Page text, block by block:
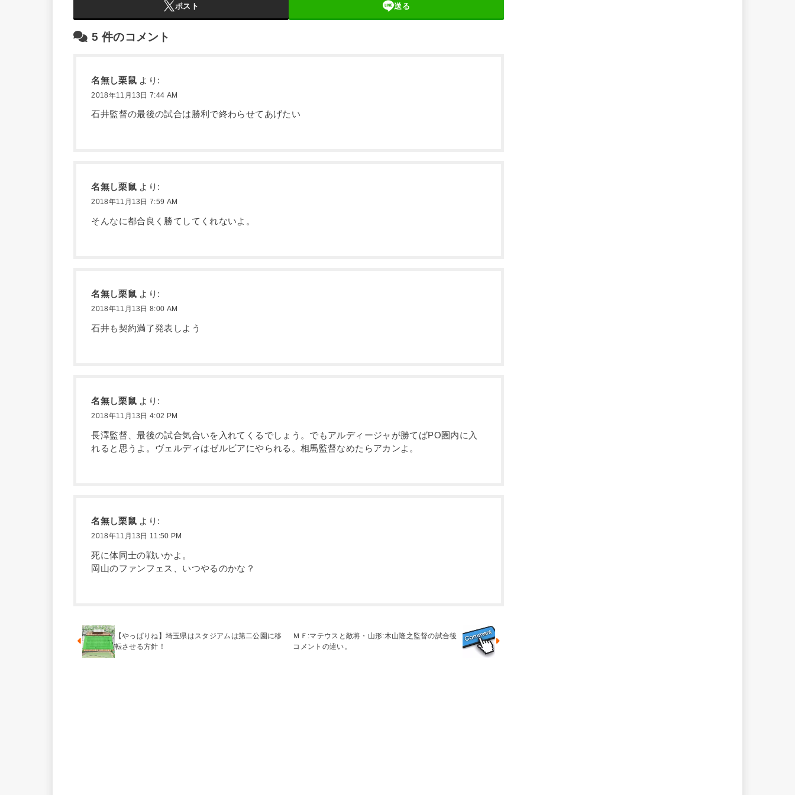
ポスト 送る
5 件のコメント
名無し栗鼠 より:
2018年11月13日 7:44 AM
石井監督の最後の試合は勝利で終わらせてあげたい
名無し栗鼠 より:
2018年11月13日 7:59 AM
そんなに都合良く勝てしてくれないよ。
名無し栗鼠 より:
2018年11月13日 8:00 AM
石井も契約満了発表しよう
名無し栗鼠 より:
2018年11月13日 4:02 PM
長澤監督、最後の試合気合いを入れてくるでしょう。でもアルディージャが勝てばPO圏内に入
れると思うよ。ヴェルディはゼルビアにやられる。相馬監督なめたらアカンよ。
名無し栗鼠 より:
2018年11月13日 11:50 PM
死に体同士の戦いかよ。
岡山のファンフェス、いつやるのかな？
【やっぱりね】埼玉県はスタジアムは第二公園に移
転させる方針！
ＭＦ:マテウスと敵将・山形:木山隆之監督の試合後
コメントの違い。